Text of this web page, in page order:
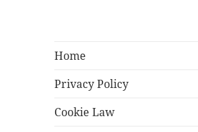
Home
Privacy Policy
Cookie Law